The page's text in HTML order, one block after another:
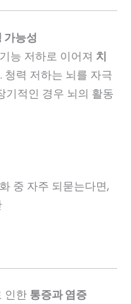
가능성
능 저하로 이어져 치
청력 저하는 뇌를 자극
기적인 경우 뇌의 활동
중 자주 되묻는다면,
인한 통증과 염증